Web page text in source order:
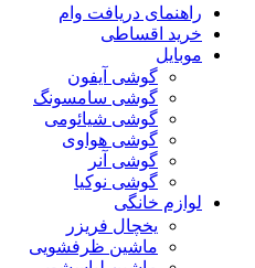
راهنمای دریافت وام
خرید اقساطی
موبایل
گوشی آیفون
گوشی سامسونگ
گوشی شیائومی
گوشی هواوی
گوشی آنر
گوشی نوکیا
لوازم خانگی
یخچال فریزر
ماشین ظرفشویی